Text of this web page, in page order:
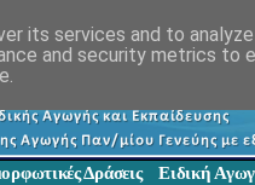
Δράσεις Ειδική
its services and to
and security metrics to